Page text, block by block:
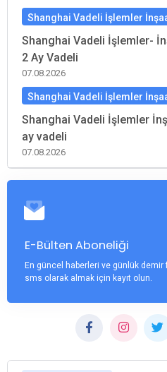
Shanghai Vadeli İşlemler
Shanghai Vadeli İşlemler-
2 Ay Vadeli
07.08.2026
Shanghai Vadeli İşlemler
Shanghai Vadeli İşlemler
ay vadeli
07.08.2026
E-Bülten Aboneliği
En güncel haberleri ve günlük demir
sms olarak almak için kayıt olun.